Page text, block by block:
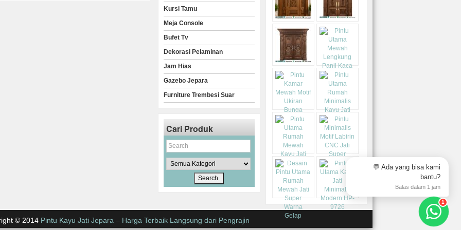
Kursi Tamu
Meja Console
Bufet Tv
Dekorasi Pelaminan
Jam Hias
Gazebo Jepara
Furniture Trembesi Suar
Cari Produk
© 2014 Pintu Kayu Jati Jepara – Harga Terbaik Langsung dari Pengrajin
💬 Ada yang bisa kami
bantu?
Balas dalam 1 jam
1